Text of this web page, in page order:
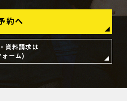
約へ
資料請求は
ォーム)